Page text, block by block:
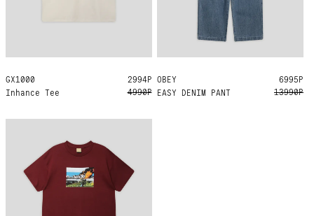
GX1000
Inhance Tee
L
2994Р
4990Р
OBEY
EASY DENIM PANT
XL
6995Р
13990Р